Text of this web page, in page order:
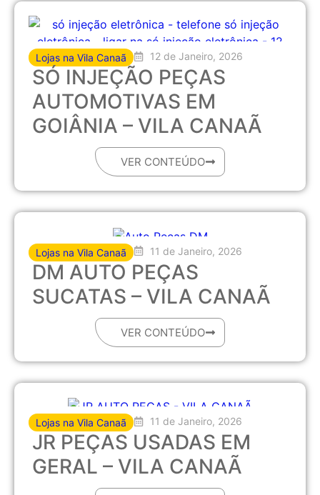
Lojas na Vila Canaã 12 de Janeiro, 2026
SÓ INJEÇÃO PEÇAS
AUTOMOTIVAS EM
GOIÂNIA – VILA CANAÃ
VER CONTEÚDO
Lojas na Vila Canaã 11 de Janeiro, 2026
DM AUTO PEÇAS
SUCATAS – VILA CANAÃ
VER CONTEÚDO
Lojas na Vila Canaã 11 de Janeiro, 2026
JR PEÇAS USADAS EM
GERAL – VILA CANAÃ